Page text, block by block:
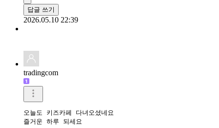
답글 쓰기
2026.05.10 22:39
tradingcom
오늘도 키즈카페 다녀오셨네요
즐거운 하루 되세요